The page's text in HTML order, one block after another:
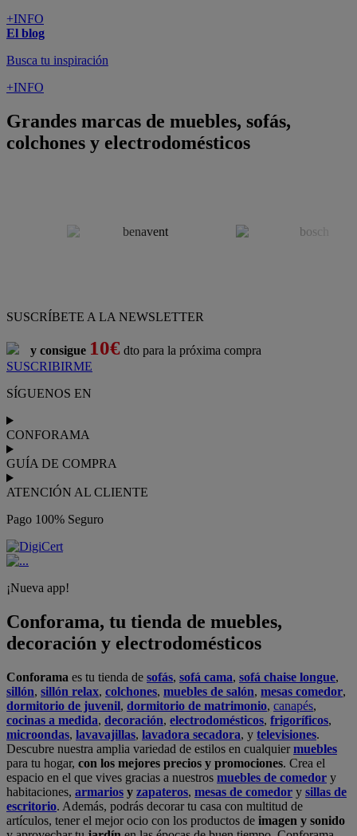
+INFO
El blog
Busca tu inspiración
+INFO
Grandes marcas de muebles, sofás,
colchones y electrodomésticos
SUSCRÍBETE A LA NEWSLETTER
y consigue 10€ dto para la próxima compra
SUSCRIBIRME
SÍGUENOS EN
CONFORAMA
GUÍA DE COMPRA
ATENCIÓN AL CLIENTE
Pago 100% Seguro
¡Nueva app!
Conforama, tu tienda de muebles,
decoración y electrodomésticos
Conforama es tu tienda de sofás, sofá cama, sofá chaise longue,
sillón, sillón relax, colchones, muebles de salón, mesas comedor,
dormitorio de juvenil, dormitorio de matrimonio, canapés,
cocinas a medida, decoración, electrodomésticos, frigoríficos,
microondas, lavavajillas, lavadora secadora, y televisiones.
Descubre nuestra amplia variedad de estilos en cualquiermuebles
para tu hogar, con los mejores precios y promociones. Crea el
espacio en el que vives gracias a nuestros muebles de comedor y
habitaciones, armarios y zapateros, mesas de comedor y sillas de
escritorio. Además, podrás decorar tu casa con multitud de
artículos, tener el mejor ocio con los productos de imagen y sonido